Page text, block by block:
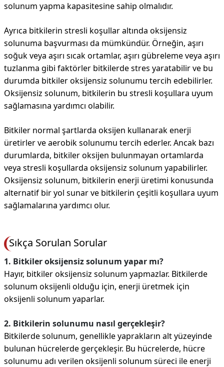
solunum yapma kapasitesine sahip olmalıdır.
Ayrıca bitkilerin stresli koşullar altında oksijensiz
solunuma başvurması da mümkündür. Örneğin, aşırı
soğuk veya aşırı sıcak ortamlar, aşırı gübreleme veya aşırı
tuzlanma gibi faktörler bitkilerde stres yaratabilir ve bu
durumda bitkiler oksijensiz solunumu tercih edebilirler.
Oksijensiz solunum, bitkilerin bu stresli koşullara uyum
sağlamasına yardımcı olabilir.
Bitkiler normal şartlarda oksijen kullanarak enerji
üretirler ve aerobik solunumu tercih ederler. Ancak bazı
durumlarda, bitkiler oksijen bulunmayan ortamlarda
veya stresli koşullarda oksijensiz solunum yapabilirler.
Oksijensiz solunum, bitkilerin enerji üretimi konusunda
alternatif bir yol sunar ve bitkilerin çeşitli koşullara uyum
sağlamalarına yardımcı olur.
Sıkça Sorulan Sorular
1. Bitkiler oksijensiz solunum yapar mı?
Hayır, bitkiler oksijensiz solunum yapmazlar. Bitkilerde
solunum oksijenli olduğu için, enerji üretmek için
oksijenli solunum yaparlar.
2. Bitkilerin solunumu nasıl gerçekleşir?
Bitkilerde solunum, genellikle yaprakların alt yüzeyinde
bulunan hücrelerde gerçekleşir. Bu hücrelerde, hücre
solunumu adı verilen oksijenli solunum süreci ile enerji